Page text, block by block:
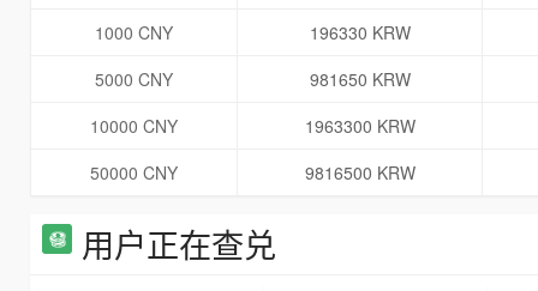
1000 CNY
196330 KRW
5000 CNY
981650 KRW
10000 CNY
1963300 KRW
50000 CNY
9816500 KRW
用户正在查兑